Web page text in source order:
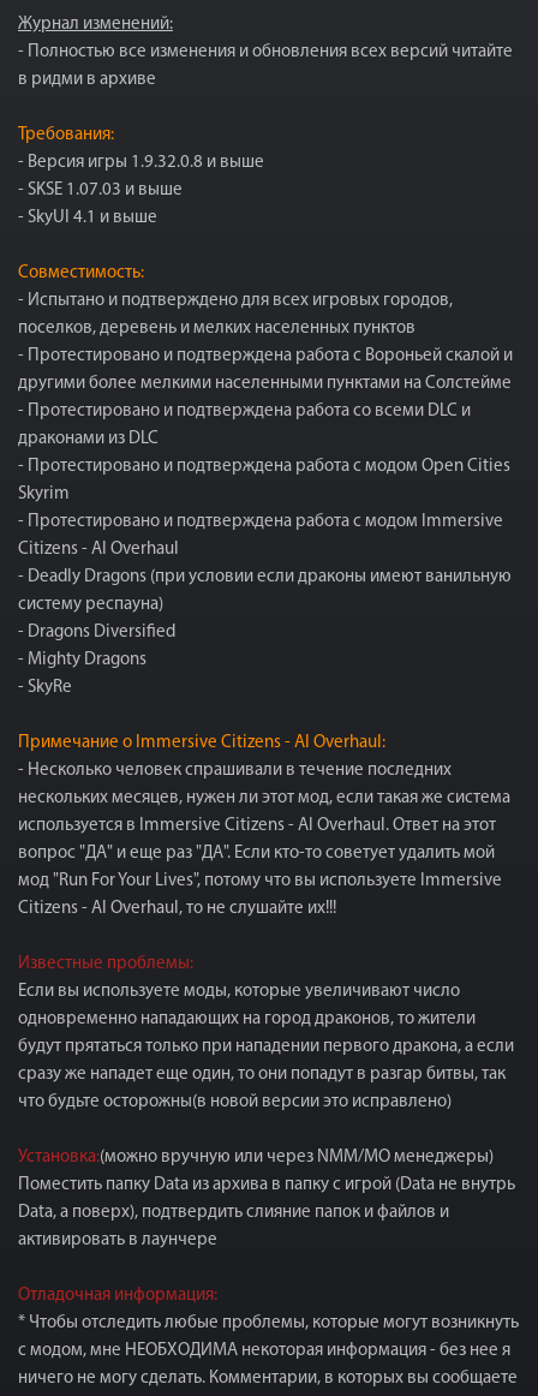
Журнал изменений:
- Полностью все изменения и обновления всех версий читайте
в ридми в архиве
Требования:
- Версия игры 1.9.32.0.8 и выше
- SKSE 1.07.03 и выше
- SkyUI 4.1 и выше
Совместимость:
- Испытано и подтверждено для всех игровых городов,
поселков, деревень и мелких населенных пунктов
- Протестировано и подтверждена работа с Вороньей скалой и
другими более мелкими населенными пунктами на Солстейме
- Протестировано и подтверждена работа со всеми DLC и
драконами из DLC
- Протестировано и подтверждена работа с модом Open Cities
Skyrim
- Протестировано и подтверждена работа с модом Immersive
Citizens - AI Overhaul
- Deadly Dragons (при условии если драконы имеют ванильную
систему респауна)
- Dragons Diversified
- Mighty Dragons
- SkyRe
Примечание о Immersive Citizens - AI Overhaul:
- Несколько человек спрашивали в течение последних
нескольких месяцев, нужен ли этот мод, если такая же система
используется в Immersive Citizens - AI Overhaul. Ответ на этот
вопрос "ДА" и еще раз "ДА". Если кто-то советует удалить мой
мод "Run For Your Lives", потому что вы используете Immersive
Citizens - AI Overhaul, то не слушайте их!!!
Известные проблемы:
Если вы используете моды, которые увеличивают число
одновременно нападающих на город драконов, то жители
будут прятаться только при нападении первого дракона, а если
сразу же нападет еще один, то они попадут в разгар битвы, так
что будьте осторожны(в новой версии это исправлено)
Установка:(можно вручную или через NMM/МО менеджеры)
Поместить папку Data из архива в папку с игрой (Data не внутрь
Data, а поверх), подтвердить слияние папок и файлов и
активировать в лаунчере
Отладочная информация:
* Чтобы отследить любые проблемы, которые могут возникнуть
с модом, мне НЕОБХОДИМА некоторая информация - без нее я
ничего не могу сделать. Комментарии, в которых вы сообщаете